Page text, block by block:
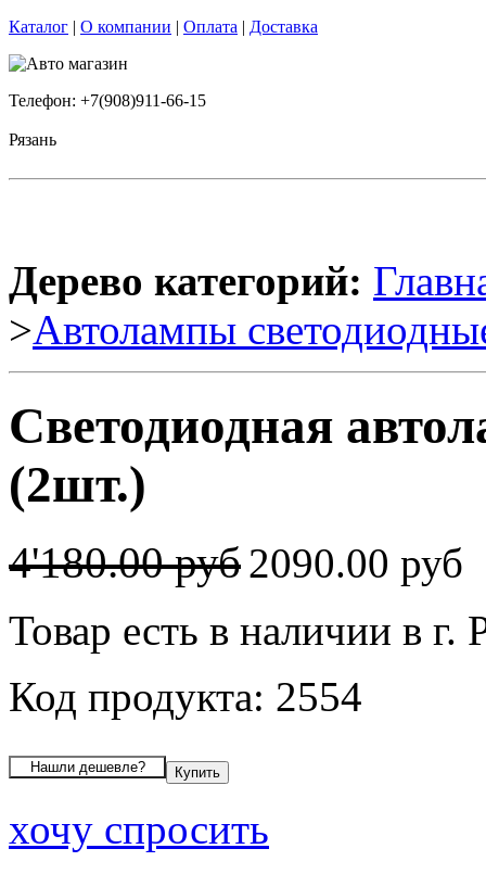
Каталог | О компании | Оплата | Доставка
Телефон: +7(908)911-66-15
Рязань
Дерево категорий:
>Автолампы
Светодиодная
(2шт.)
4'180.00 руб2090.00 руб
Товар есть в наличии в г.
Код продукта: 2554
хочу спросить